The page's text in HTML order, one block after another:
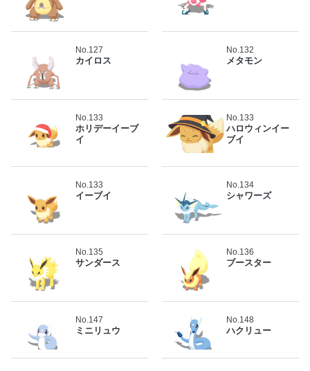
No.127
カイロス
No.132
メタモン
No.133
ホリデーイーブ
イ
No.133
ハロウィンイー
ブイ
No.133
イーブイ
No.134
シャワーズ
No.135
サンダース
No.136
ブースター
No.147
ミニリュウ
No.148
ハクリュー